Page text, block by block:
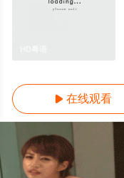
 在线观看